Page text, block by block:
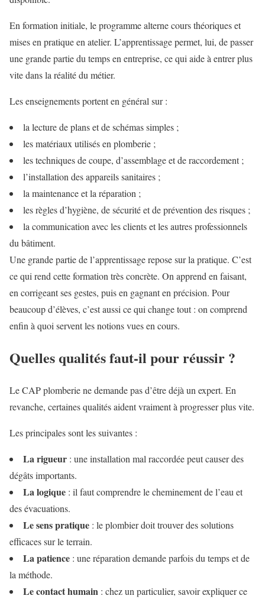
En formation initiale, le programme alterne cours théoriques et
mises en pratique en atelier. L’apprentissage permet, lui, de passer
une grande partie du temps en entreprise, ce qui aide à entrer plus
vite dans la réalité du métier.
Les enseignements portent en général sur :
la lecture de plans et de schémas simples ;
les matériaux utilisés en plomberie ;
les techniques de coupe, d’assemblage et de raccordement ;
l’installation des appareils sanitaires ;
la maintenance et la réparation ;
les règles d’hygiène, de sécurité et de prévention des risques ;
la communication avec les clients et les autres professionnels
du bâtiment.
Une grande partie de l’apprentissage repose sur la pratique. C’est
ce qui rend cette formation très concrète. On apprend en faisant,
en corrigeant ses gestes, puis en gagnant en précision. Pour
beaucoup d’élèves, c’est aussi ce qui change tout : on comprend
enfin à quoi servent les notions vues en cours.
Quelles qualités faut-il pour réussir ?
Le CAP plomberie ne demande pas d’être déjà un expert. En
revanche, certaines qualités aident vraiment à progresser plus vite.
Les principales sont les suivantes :
La rigueur : une installation mal raccordée peut causer des
dégâts importants.
La logique : il faut comprendre le cheminement de l’eau et
des évacuations.
Le sens pratique : le plombier doit trouver des solutions
efficaces sur le terrain.
La patience : une réparation demande parfois du temps et de
la méthode.
Le contact humain : chez un particulier, savoir expliquer ce